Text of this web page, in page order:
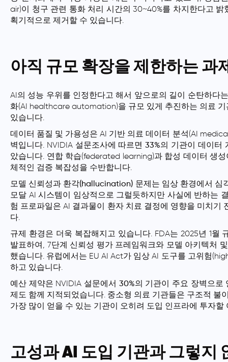
air)이 청구 관련 통화 처리 시간의 30~40%를 차지한다고
획기적으로 제거할 수 있습니다.
아직 규모 확장을 제한하는 과
AI의 성능 우위를 인정한다고 해서 앞으로의 길이 순탄하다
화(AI healthcare automation)을 규모 있게 추진하는 의료
있습니다.
데이터 품질 및 가용성은 AI 기반 의료 데이터 분석(AI
벽입니다. NVIDIA 설문조사에 따르면33%의 기관이 데이터
았습니다. 연합 학습(federated learning)과 합성 데이터 생
체적인 검증 복잡성을 수반합니다.
모델 신뢰성과 환각(hallucination) 문제는 임상 환경에서 심
모달 AI 시스템이 임상적으로 그럴듯하지만 사실에 반하는
험 프로파일은 AI 결과물이 환자 치료 결정에 영향을 미치기
다.
규제 환경은 더욱 복잡해지고 있습니다. FDA는 2025년 1월
발표하여, 7단계 신뢰성 평가 프레임워크와 모델 아키텍처
했습니다. 유럽에서는 EU AI Act가 임상 AI 도구를 고위험
하고 있습니다.
예산 제약은 NVIDIA 설문에서 30%의 기관이 주요 장벽으로
제도 함께 지적되었습니다. 중소형 의료 기관들은 구조적 불
가장 많이 얻을 수 있는 기관이 오히려 도입 인프라에 투자
고성과 AI 도입 기관과 그렇지